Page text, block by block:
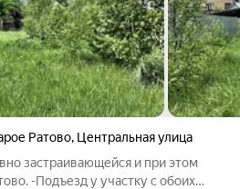
Ратово, Центральная улица
застраивающейся и при этом
-Подъезд у участку с обоих